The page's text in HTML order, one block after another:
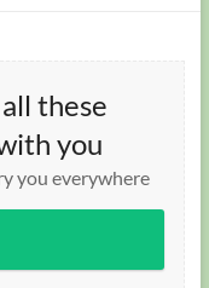
these
you
you everywhere